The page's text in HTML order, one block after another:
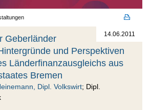
14.06.2011
Geberländer
und Perspektiven
Länderfinanzausgleichs aus
Bremen
Dipl. Volkswirt; Dipl.